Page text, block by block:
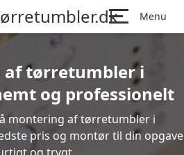
Menu
af tørretumbler i
og professionelt
montering af tørretumbler i
pris og montør til din opgave